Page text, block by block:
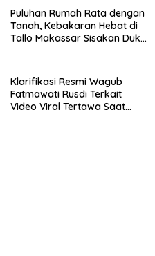
Puluhan Rumah Rata dengan
Tanah, Kebakaran Hebat di
Tallo Makassar Sisakan Duka
Klarifikasi Resmi Wagub
Fatmawati Rusdi Terkait
Video Viral Tertawa Saat